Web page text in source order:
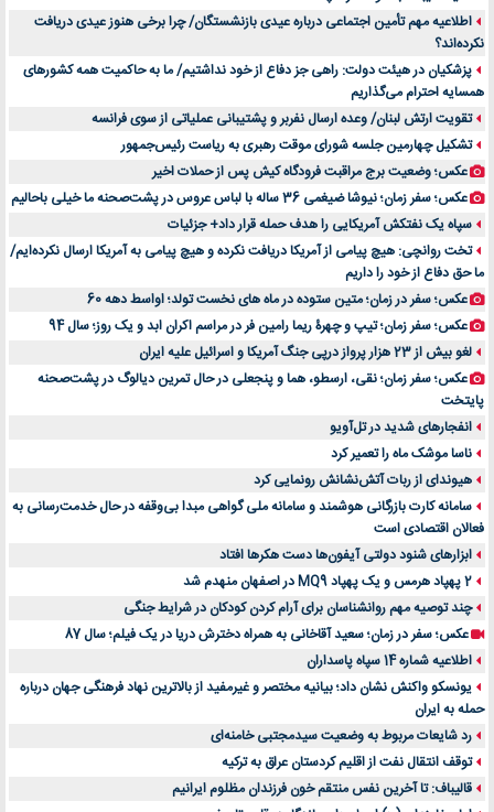
خرید سمعک کارکرده یا دست دوم | نکات مهم قبل از تصمیم‌گیری
خرید و فروش قطعات سرور دست دوم در ماهان شبکه ایرانیان
اهمیت انتخاب بهترین وکیل در سعادت آباد برای پرونده‌های حساس و کلان
لیفتراک صفر؛ راهنمای جامع خرید، قیمت و فروش در ایران
راهنمای جامع بهترین کفش ورزشی برای دویدن و استفاده روزمره | بررسی ۱۲ مدل برتر
اطلاعیه مهم تأمین اجتماعی درباره عیدی بازنشستگان/ چرا برخی هنوز عیدی دریافت
نکرده‌اند؟
پزشکیان در هیئت دولت: راهی جز دفاع از خود نداشتیم/ ما به حاکمیت همه کشورهای
همسایه احترام می‌گذاریم
تقویت ارتش لبنان/ وعده ارسال نفربر و پشتیبانی عملیاتی از سوی فرانسه
تشکیل چهارمین جلسه شورای موقت رهبری به ریاست رئیس‌جمهور
عکس؛ وضعیت برج مراقبت فرودگاه کیش پس از حملات اخیر
عکس؛ سفر زمان؛ نیوشا ضیغمی 36 ساله با لباس عروس در پشت‌صحنه ما خیلی باحالیم
سپاه یک نفتکش آمریکایی را هدف حمله قرار داد+ جزئیات
تخت روانچی: هیچ پیامی از آمریکا دریافت نکرده و هیچ پیامی به آمریکا ارسال نکرده‌ایم/
ما حق دفاع از خود را داریم
عکس؛ سفر در زمان؛ متین ستوده در ماه های نخست تولد؛ اواسط دهه 60
عکس؛ سفر زمان؛ تیپ و چهرۀ ریما رامین فر در مراسم اکران ابد و یک روز؛ سال 94
لغو بیش از 23 هزار پرواز درپی جنگ آمریکا و اسرائیل علیه ایران
عکس؛ سفر زمان؛ نقی، ارسطو، هما و پنجعلی در حال تمرین دیالوگ در پشت‌صحنه
پایتخت
انفجارهای شدید در تل‌آویو
ناسا موشک ماه را تعمیر کرد
هیوندای از ربات آتش‌نشانش رونمایی کرد
سامانه کارت بازرگانی هوشمند و سامانه ملی گواهی مبدا بی‌وقفه در حال خدمت‌رسانی به
فعالان اقتصادی است
ابزارهای شنود دولتی آیفون‌ها دست هکرها افتاد
2 پهپاد هرمس و یک پهپاد MQ9 در اصفهان منهدم شد
چند توصیه مهم روانشناسان برای آرام کردن کودکان در شرایط جنگی
عکس؛ سفر در زمان؛ سعید آقاخانی به همراه دخترش دریا در یک فیلم؛ سال 87
اطلاعیه شماره 14 سپاه پاسداران
یونسکو واکنش نشان داد؛ بیانیه مختصر و غیرمفید از بالاترین نهاد فرهنگی جهان درباره
حمله به ایران
رد شایعات مربوط به وضعیت سیدمجتبی خامنه‌ای
توقف انتقال نفت از اقلیم کردستان عراق به ترکیه
قالیباف: تا آخرین نفس منتقم خون فرزندان مظلوم ایرانیم